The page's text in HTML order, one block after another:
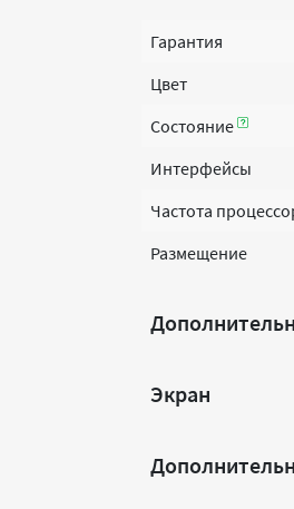
Гарантия
Цвет
Состояние
Интерфейсы
Частота
Размещение
Экран